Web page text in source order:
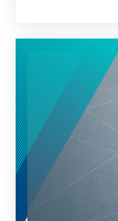
bekannt ist.
wie Recht
wird,
Ordnung ins